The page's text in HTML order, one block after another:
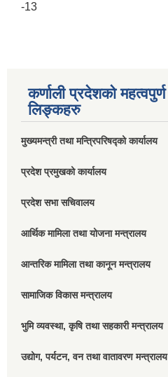
-13
कर्णाली प्रदेशको महत्वपुर्ण
लिङ्कहरु
मुख्यमन्त्री तथा मन्त्रिपरिषद्को कार्यालय
प्रदेश प्रमुखको कार्यालय
प्रदेश सभा सचिवालय
आर्थिक मामिला तथा योजना मन्त्रालय
आन्तरिक मामिला तथा कानून मन्त्रालय
सामाजिक विकास मन्त्रालय
भुमि व्यवस्था, कृषि तथा सहकारी मन्त्रालय
उद्योग, पर्यटन, वन तथा वातावरण मन्त्रालय